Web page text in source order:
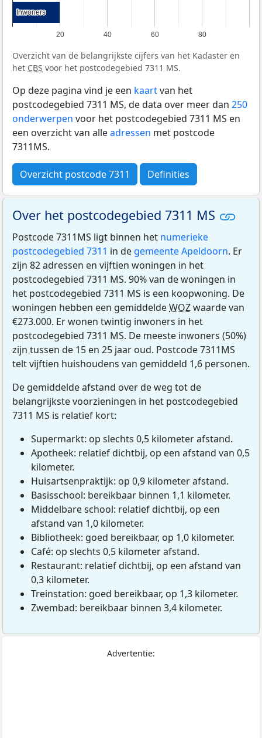
20 40 60 80
Inwoners
Inwoners
Overzicht van de belangrijkste cijfers van het Kadaster en
het CBS voor het postcodegebied 7311 MS.
Op deze pagina vind je een kaartvan het
postcodegebied 7311 MS, de data over meer dan 250
onderwerpen voor het postcodegebied 7311 MS en
een overzicht van alleadressen met postcode
7311MS.
Overzicht postcode 7311 Definities
Over het postcodegebied 7311 MS
Postcode 7311MS ligt binnen het numerieke
postcodegebied 7311 in de gemeente Apeldoorn. Er
zijn 82 adressen en vijftien woningen in het
postcodegebied 7311 MS. 90% van de woningen in
het postcodegebied 7311 MS is een koopwoning. De
woningen hebben een gemiddeldeWOZwaarde van
€273.000. Er wonen twintig inwoners in het
postcodegebied 7311 MS. De meeste inwoners (50%)
zijn tussen de 15 en 25 jaar oud. Postcode 7311MS
telt vijftien huishoudens van gemiddeld 1,6 personen.
De gemiddelde afstand over de weg tot de
belangrijkste voorzieningen in het postcodegebied
7311 MS is relatief kort:
Supermarkt: op slechts 0,5 kilometer afstand.
Apotheek: relatief dichtbij, op een afstand van 0,5
kilometer.
Huisartsenpraktijk: op 0,9 kilometer afstand.
Basisschool: bereikbaar binnen 1,1 kilometer.
Middelbare school: relatief dichtbij, op een
afstand van 1,0 kilometer.
Bibliotheek: goed bereikbaar, op 1,0 kilometer.
Café: op slechts 0,5 kilometer afstand.
Restaurant: relatief dichtbij, op een afstand van
0,3 kilometer.
Treinstation: goed bereikbaar, op 1,3 kilometer.
Zwembad: bereikbaar binnen 3,4 kilometer.
Advertentie: